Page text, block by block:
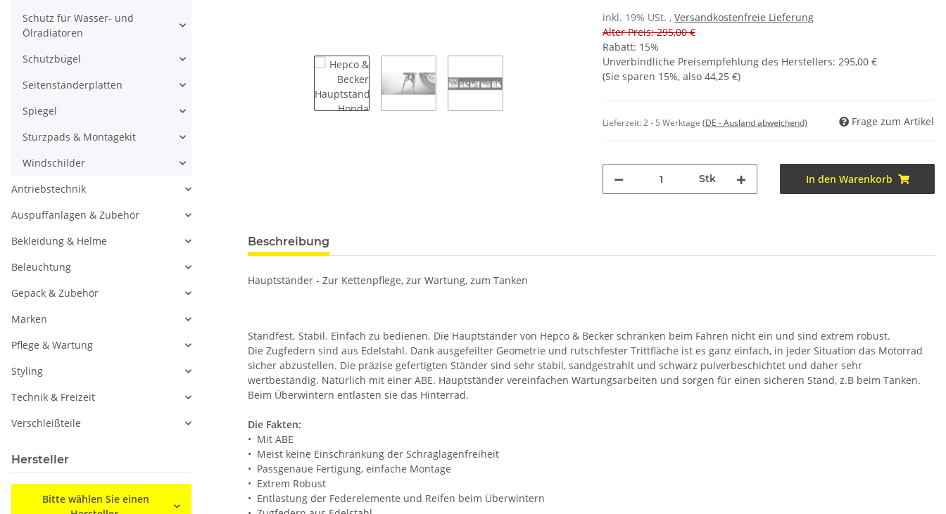
inkl. 19% USt. , Versandkostenfreie Lieferung
Alter Preis: 295,00 €
Rabatt: 15%
Unverbindliche Preisempfehlung des Herstellers: 295,00 €
(Sie sparen 15%, also 44,25 €)
Lieferzeit:2 - 5 Werktage (DE - Ausland abweichend) Frage zum Artikel
Stk In den Warenkorb
Beschreibung
Hauptständer - Zur Kettenpflege, zur Wartung, zum Tanken
Standfest. Stabil. Einfach zu bedienen. Die Hauptständer von Hepco & Becker schränken beim Fahren nicht ein und sind extrem robust.
Die Zugfedern sind aus Edelstahl. Dank ausgefeilter Geometrie und rutschfester Trittfläche ist es ganz einfach, in jeder Situation das Motorrad
sicher abzustellen. Die präzise gefertigten Ständer sind sehr stabil, sandgestrahlt und schwarz pulverbeschichtet und daher sehr
wertbeständig. Natürlich mit einer ABE. Hauptständer vereinfachen Wartungsarbeiten und sorgen für einen sicheren Stand, z.B beim Tanken.
Beim Überwintern entlasten sie das Hinterrad.
Die Fakten:
• Mit ABE
• Meist keine Einschränkung der Schräglagenfreiheit
• Passgenaue Fertigung, einfache Montage
• Extrem Robust
• Entlastung der Federelemente und Reifen beim Überwintern
Schutz für Wasser- und
Ölradiatoren
Schutzbügel
Seitenständerplatten
Spiegel
Sturzpads & Montagekit
Windschilder
Antriebstechnik
Auspuffanlagen & Zubehör
Bekleidung & Helme
Beleuchtung
Gepäck & Zubehör
Marken
Pflege & Wartung
Styling
Technik & Freizeit
Verschleißteile
Hersteller
Bitte wählen Sie einen